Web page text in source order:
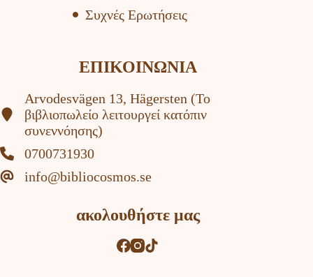
Συχνές Ερωτήσεις
ΕΠΙΚΟΙΝΩΝΙΑ
Arvodesvägen 13, Hägersten (To
βιβλιοπωλείο λειτουργεί κατόπιν
συνεννόησης)
0700731930
info@bibliocosmos.se
ακολουθήστε μας